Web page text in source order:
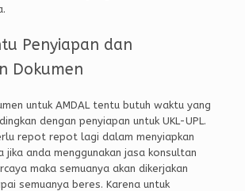
Penyiapan dan
Dokumen
untuk AMDAL tentu butuh waktu yang
dengan penyiapan untuk UKL-UPL.
repot repot lagi dalam menyiapkan
jika anda menggunakan jasa konsultan
maka semuanya akan dikerjakan
semuanya beres. Karena untuk